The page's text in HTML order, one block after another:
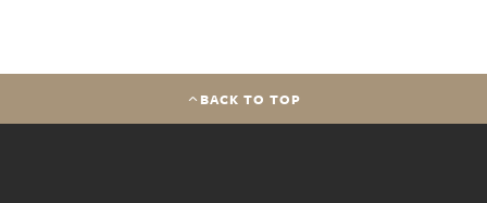
BACK TO TOP